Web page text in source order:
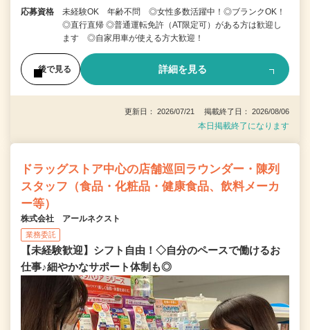
応募資格
未経験OK 年齢不問 ◎女性多数活躍中！◎ブランクOK！
◎直行直帰 ◎普通運転免許（AT限定可）がある方は歓迎し
ます ◎自家用車が使える方大歓迎！
後で見る 詳細を見る
更新日： 2026/07/21 掲載終了日： 2026/08/06
本日掲載終了になります
ドラッグストア中心の店舗巡回ラウンダー・陳列
スタッフ（食品・化粧品・健康食品、飲料メーカ
ー等）
株式会社 アールネクスト
業務委託
【未経験歓迎】シフト自由！◇自分のペースで働けるお
仕事♪細やかなサポート体制も◎